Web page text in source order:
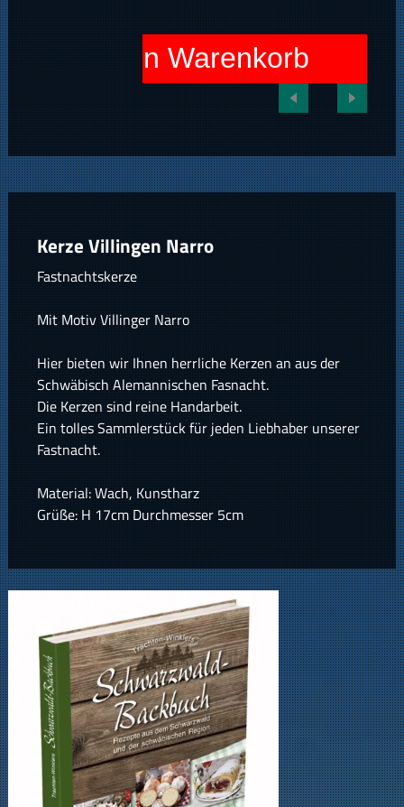
In den Warenkorb
Kerze Villingen Narro
Fastnachtskerze
Mit Motiv Villinger Narro
Hier bieten wir Ihnen herrliche Kerzen an aus der
Schwäbisch Alemannischen Fasnacht.
Die Kerzen sind reine Handarbeit.
Ein tolles Sammlerstück für jeden Liebhaber unserer
Fastnacht.
Material: Wach, Kunstharz
Grüße: H 17cm Durchmesser 5cm